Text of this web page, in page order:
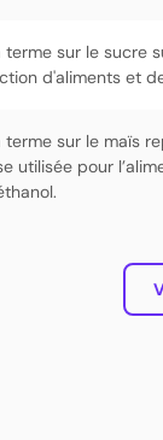
terme sur le sucre
d'aliments et
terme sur le maïs
utilisée pour